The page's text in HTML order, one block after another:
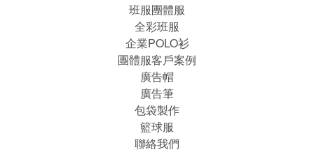
班服團體服
全彩班服
企業POLO衫
團體服客戶案例
廣告帽
廣告筆
包袋製作
籃球服
聯絡我們